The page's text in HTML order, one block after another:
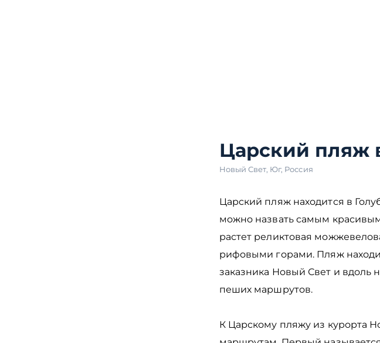
Царский пляж
Новый Свет, Юг, Россия
Царский пляж находится в
можно назвать самым
растет реликтовая
рифовыми горами. Пляж
заказника Новый Свет и вдоль
пеших маршрутов.
К Царскому пляжу из курорта